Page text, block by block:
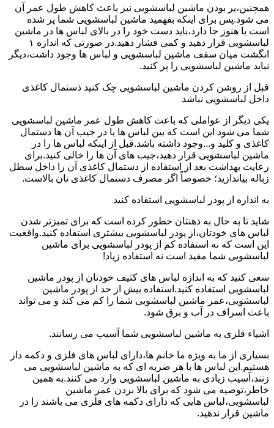
همچنین،پر بودن ماشین لباسشویی نیز باعث کاهش طول عمر آن
می شود.پس برای اینکه بفهمید ماشین لباسشویی شما پر شده
است یا هنوز جا دارد،باید دست خود را در بالای لباس ها در ماشین
لباسشویی قرار دهید و کمی فشار دهید.در صورتی که اندازه ۱
انگشت میان سقف ماشین لباسشویی و لباس ها وجود داشت،دیگر
نباید ماشین لباسشویی را پر کنید.
قبل از روشن کردن ماشین لباسشویی چک کنید ذستمال کاغذی
داخل لباسشویی نباشد
یکی دیگر از عواملی که باعث کاهش طول عمر ماشین لباسشویی
شما می شود این است که بین لباس ها یا در جیب آن ها دستمال
کاغذی و کلید و...وجود داشته باشد.قبل از اینکه لباس ها را در
ماشین لباسشویی قرار دهید،جیب های آن ها را خالی کنید.برای
رعایت بهداشت بعد از استفاده از دستمال کاغذی آن را داخل سطل
زباله بیاندازید؛ خصوصاً اگر مصرف دستمال کاغذی تان بالاست.
به اندازه از پودر لباسشویی استفاده کنید
شاید تا به حال به ذهنتان خطور کرده است که برای تمیزتر شدن
لباس های خودتان،از پودر لباسشویی بیشتری استفاده کنید.واقعیت
این است که نه استفاده کم از پودر لباسشویی برای ماشین
لباسشویی شما مفید است نه استفاده زیاد!
سعی کنید که به اندازه لباس های کثیف خودتان از پودر ماشین
لباسشویی استفاده کنید.استفاده بیش از حد از پودر ماشین
لباسشویی،عمر ماشین لباسشویی شما را کم می کند و می تواند
باعث اسراف در آب و برق شود.
اشیاء فلزی به ماشین لباسشویی شما آسیب می رسانند.
بسیاری از ما به ویژه ما خانم ها،دارای لباس های فلزی و دکمه دار
هستیم.این لباس ها با هر ضربه ای که به ماشین لباسشویی می
زنند،آسیب زیادی به ماشین لباسشویی وارد می کنند.به همین
خاطر،توصیه می شود که برای بالا بردن عمر ماشین
لباسشویی،لباس هایی که دارای دکمه های فلزی می باشند را در
ماشین قرار ندهید.